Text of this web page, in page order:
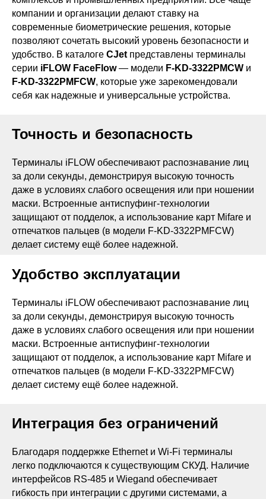
компании и организации делают ставку на
современные биометрические решения, которые
позволяют сочетать высокий уровень безопасности и
удобство. В каталоге CJet представлены терминалы
серии iFLOW FaceFlow— модели F-KD-3322PMCW и
F-KD-3322PMFCW, которые уже зарекомендовали
себя как надежные и универсальные устройства.
Точность и безопасность
Терминалы iFLOW обеспечивают распознавание лиц
за доли секунды, демонстрируя высокую точность
даже в условиях слабого освещения или при ношении
маски. Встроенные антиспуфинг-технологии
защищают от подделок, а использование карт Mifare и
отпечатков пальцев (в модели F-KD-3322PMFCW)
делает систему ещё более надежной.
Удобство эксплуатации
Терминалы iFLOW обеспечивают распознавание лиц
за доли секунды, демонстрируя высокую точность
даже в условиях слабого освещения или при ношении
маски. Встроенные антиспуфинг-технологии
защищают от подделок, а использование карт Mifare и
отпечатков пальцев (в модели F-KD-3322PMFCW)
делает систему ещё более надежной.
Интеграция без ограничений
Благодаря поддержке Ethernet и Wi-Fi терминалы
легко подключаются к существующим СКУД. Наличие
интерфейсов RS-485 и Wiegand обеспечивает
гибкость при интеграции с другими системами, а